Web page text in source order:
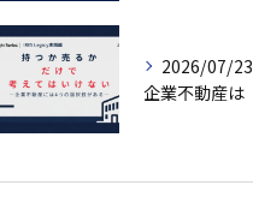
2026/07/23